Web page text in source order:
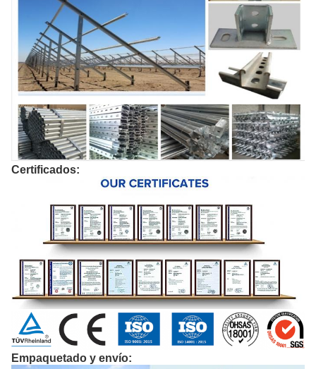
Certificados:
Empaquetado y envío: